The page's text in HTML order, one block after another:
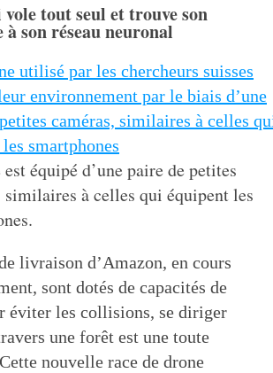
tout seul et trouve son
son réseau neuronal
équipé d’une paire de petites
similaires à celles qui équipent les
livraison d’Amazon, en cours
sont dotés de capacités de
éviter les collisions, se diriger
une forêt est une toute
nouvelle race de drone